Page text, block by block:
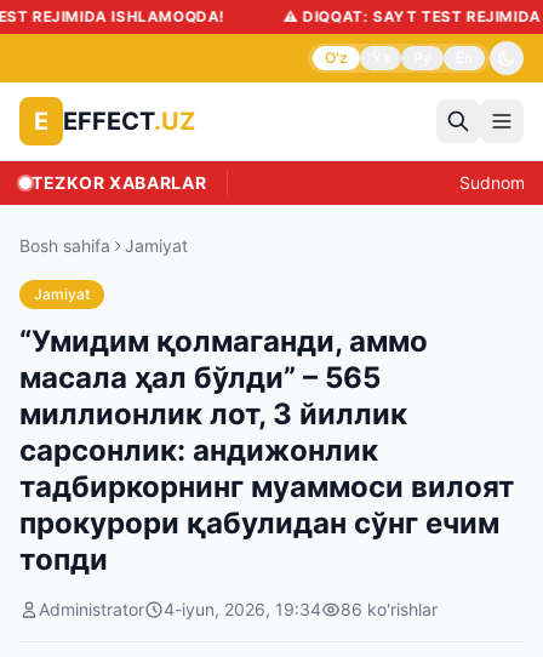
ISHLAMOQDA! ⚠️ DIQQAT: SAYT TEST REJIMIDA
O'z
E EFFECT.UZ
TEZKOR XABARLAR Sudnoma
Bosh sahifa Jamiyat
Jamiyat
“Умидим қолмаганди, аммо
масала ҳал бўлди” – 565
миллионлик лот, 3 йиллик
сарсонлик: андижонлик
тадбиркорнинг муаммоси вилоят
прокурори қабулидан сўнг ечим
топди
Administrator 4-iyun, 2026, 19:34 86 ko'rishlar